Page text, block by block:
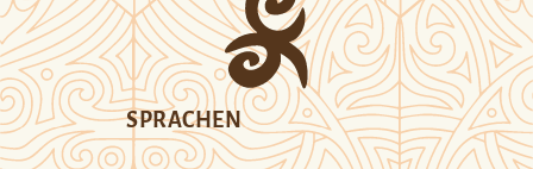
SPRACHEN